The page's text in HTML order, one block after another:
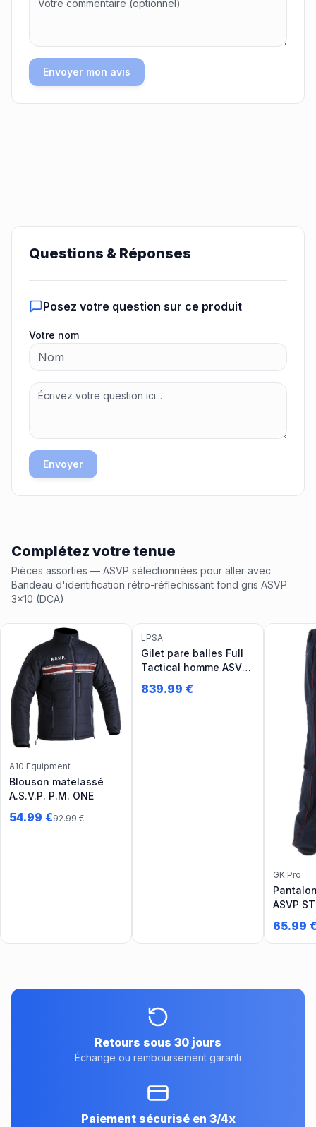
Envoyer mon avis
Questions & Réponses
Posez votre question sur ce produit
Votre nom
Envoyer
Complétez votre tenue
Pièces assorties — ASVP sélectionnées pour aller avec
Bandeau d'identification rétro-réflechissant fond gris ASVP
3x10 (DCA)
A10 Equipment
Blouson matelassé
A.S.V.P. P.M. ONE
54.99 €92.99€
LPSA
Gilet pare balles Full
Tactical homme ASVP
0115.00 - L2 E2
839.99 €
GK Pro
ASVP
65.99
Retours sous 30 jours
Échange ou remboursement garanti
Paiement sécurisé en 3/4x